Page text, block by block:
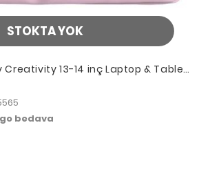
STOKTA YOK
Creativity 13-14 inç Laptop & Tablet
bedava